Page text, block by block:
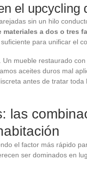
el upcycling
sin un hilo
materiales a dos o tres
para unificar el
mueble restaurado
aceites duros mal
antes de tratar toda
las
el factor más rápido
ser dominados en